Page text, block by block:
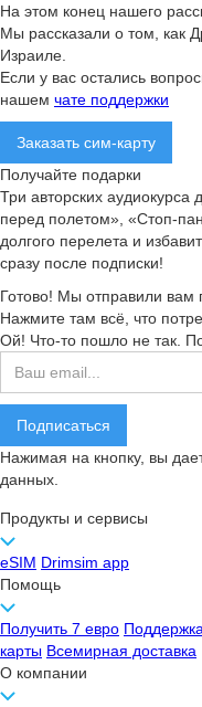
На этом конец нашего
Мы рассказали о том, как
Израиле.
Если у вас остались
нашем чате поддержки
Заказать сим-карту
Получайте подарки
Три авторских аудиокурса
перед полетом», «Стоп-
долгого перелета и
сразу после подписки!
Готово! Мы отправили вам
Нажмите там всё, что
Ой! Что-то пошло не так.
Нажимая на кнопку, вы
данных.
Продукты и сервисы
eSIM Drimsim app
Помощь
Получить 7 евро
карты Всемирная доставка
О компании